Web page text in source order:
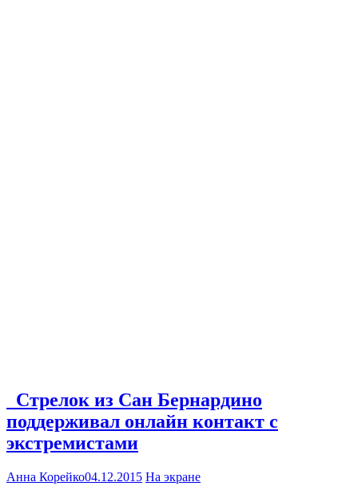
Стрелок из Сан Бернардино
поддерживал онлайн контакт с
экстремистами
Анна Корейко04.12.2015 На экране